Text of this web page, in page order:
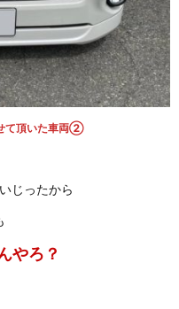
て頂いた車両②
じったから
やろ？